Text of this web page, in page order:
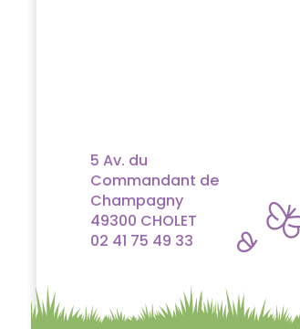
5 Av. du
Commandant de
Champagny
49300 CHOLET
02 41 75 49 33